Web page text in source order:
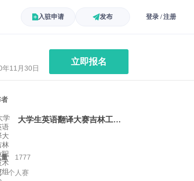
入驻申请 发布 登录 / 注册
11月30日
立即报名
大学生英语翻译大赛吉林工业职业技术学院组委会
1777
个人赛